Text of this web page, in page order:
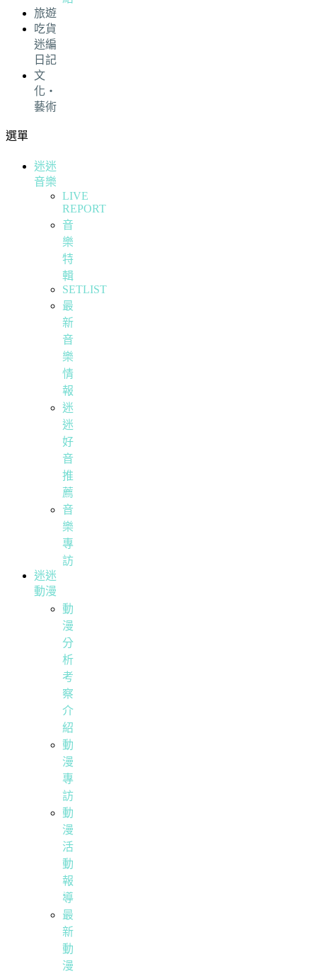
旅遊
吃貨
迷編
日記
文
化・
藝術
選單
迷迷
音樂
LIVE
REPORT
音
樂
特
輯
SETLIST
最
新
音
樂
情
報
迷
迷
好
音
推
薦
音
樂
專
訪
迷迷
動漫
動
漫
分
析
考
察
介
紹
動
漫
專
訪
動
漫
活
動
報
導
最
新
動
漫